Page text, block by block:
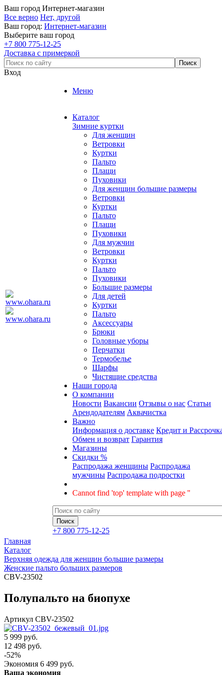
Ваш город Интернет-магазин
Все верно Нет, другой
Ваш город: Интернет-магазин
Выберите ваш город
+7 800 775-12-25
Доставка с примеркой
Вход
Меню
Каталог
Зимние куртки
Для женщин
Ветровки
Куртки
Пальто
Плащи
Пуховики
Для женщин большие размеры
Ветровки
Куртки
Пальто
Плащи
Пуховики
Для мужчин
Ветровки
Куртки
Пальто
Пуховики
Большие размеры
Для детей
Куртки
Пальто
Аксессуары
Брюки
Головные уборы
Перчатки
Термобелье
Шарфы
Чистящие средства
Наши города
О компании
Новости Вакансии Отзывы о нас Статьи
Арендодателям Аквачистка
Важно
Информация о доставке Кредит и
Обмен и возврат Гарантия
Магазины
Скидки %
Распродажа женщины Распродажа
мужчины Распродажа подростки
Cannot find 'top' template with page ''
+7 800 775-12-25
Главная
Каталог
Верхняя одежда для женщин большие размеры
Женские пальто больших размеров
CBV-23502
Полупальто на биопухе
Артикул CBV-23502
5 999 руб.
12 498 руб.
-52%
Экономия 6 499 руб.
Ваша экономия